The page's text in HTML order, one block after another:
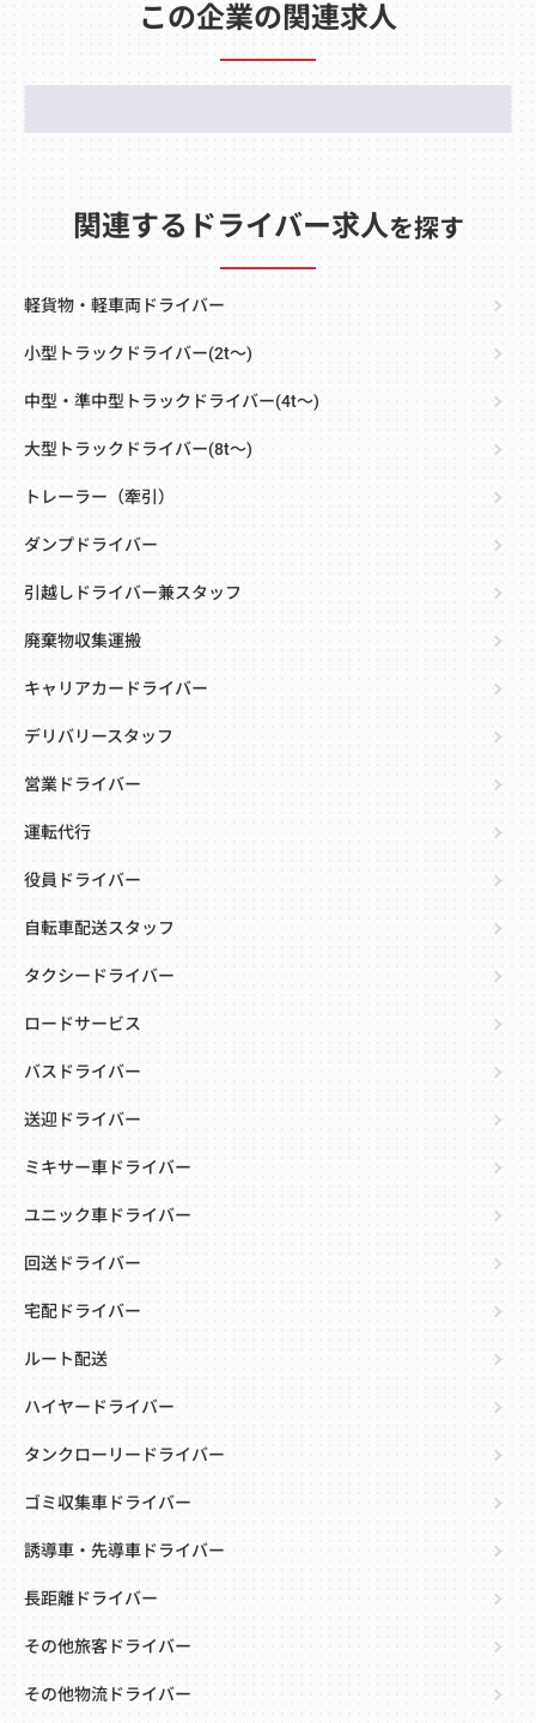
この企業の関連求人
関連するドライバー求人を探す
軽貨物・軽車両ドライバー
小型トラックドライバー(2t～)
中型・準中型トラックドライバー(4t～)
大型トラックドライバー(8t～)
トレーラー（牽引）
ダンプドライバー
引越しドライバー兼スタッフ
廃棄物収集運搬
キャリアカードライバー
デリバリースタッフ
営業ドライバー
運転代行
役員ドライバー
自転車配送スタッフ
タクシードライバー
ロードサービス
バスドライバー
送迎ドライバー
ミキサー車ドライバー
ユニック車ドライバー
回送ドライバー
宅配ドライバー
ルート配送
ハイヤードライバー
タンクローリードライバー
ゴミ収集車ドライバー
誘導車・先導車ドライバー
長距離ドライバー
その他旅客ドライバー
その他物流ドライバー